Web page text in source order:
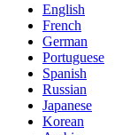
English
French
German
Portuguese
Spanish
Russian
Japanese
Korean